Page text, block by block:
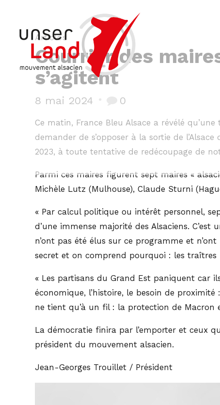
Articles
Courrier des
s’agitent
8 mai 2024 0
Ce matin, France Bleu Alsace a révélé
demander de s’opposer à la sortie de
2023, à toute tentative de redécoupage de
Parmi ces maires figurent sept maires «
Michèle Lutz (Mulhouse), Claude Sturni
« Par calcul politique ou intérêt personnel,
d’une immense majorité des Alsaciens.
n’ont pas été élus sur ce programme et
secret et on comprend pourquoi : les traîtres
« Les partisans du Grand Est paniquent car
économique, l’histoire, le besoin de
ne tient qu’à un fil : la protection de Macron
La démocratie finira par l’emporter et ceux
président du mouvement alsacien.
Jean-Georges Trouillet / Président